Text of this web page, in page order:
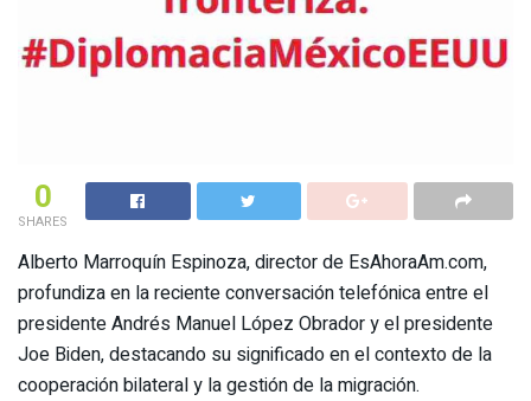
0
SHARES
Alberto Marroquín Espinoza, director de EsAhoraAm.com,
profundiza en la reciente conversación telefónica entre el
presidente Andrés Manuel López Obrador y el presidente
Joe Biden, destacando su significado en el contexto de la
cooperación bilateral y la gestión de la migración.